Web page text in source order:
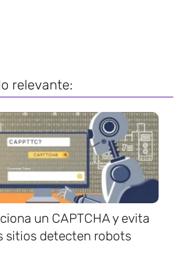
relevante:
un CAPTCHA y evita
sitios detecten robots